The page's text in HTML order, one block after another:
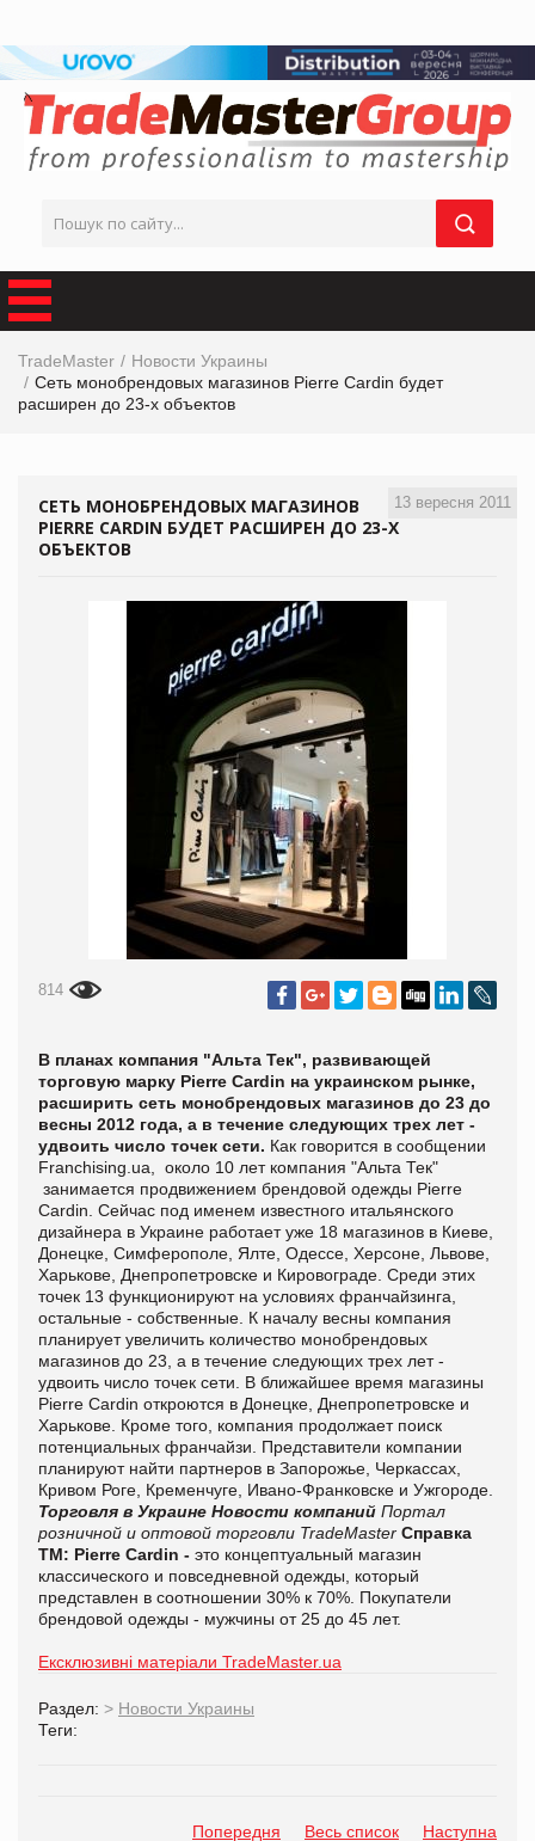
TradeMaster
Новости Украины
Сеть монобрендовых магазинов Pierre Cardin будет
расширен до 23-х объектов
13 вересня 2011
СЕТЬ МОНОБРЕНДОВЫХ МАГАЗИНОВ
PIERRE CARDIN БУДЕТ РАСШИРЕН ДО 23-Х
ОБЪЕКТОВ
814
В планах компания "Альта Тек", развивающей
торговую марку Pierre Cardin на украинском рынке,
расширить сеть монобрендовых магазинов до 23 до
весны 2012 года, а в течение следующих трех лет -
удвоить число точек сети. Как говорится в сообщении
Franchising.ua, около 10 лет компания "Альта Тек"
занимается продвижением брендовой одежды Pierre
Cardin. Сейчас под именем известного итальянского
дизайнера в Украине работает уже 18 магазинов в Киеве,
Донецке, Симферополе, Ялте, Одессе, Херсоне, Львове,
Харькове, Днепропетровске и Кировограде. Среди этих
точек 13 функционируют на условиях франчайзинга,
остальные - собственные. К началу весны компания
планирует увеличить количество монобрендовых
магазинов до 23, а в течение следующих трех лет -
удвоить число точек сети. В ближайшее время магазины
Pierre Cardin откроются в Донецке, Днепропетровске и
Харькове. Кроме того, компания продолжает поиск
потенциальных франчайзи. Представители компании
планируют найти партнеров в Запорожье, Черкассах,
Кривом Роге, Кременчуге, Ивано-Франковске и Ужгороде.
Торговля в Украине Новости компаний Портал
розничной и оптовой торговли TradeMaster Справка
ТМ: Pierre Cardin - это концептуальный магазин
классического и повседневной одежды, который
представлен в соотношении 30% к 70%. Покупатели
брендовой одежды - мужчины от 25 до 45 лет.
Ексклюзивні матеріали TradeMaster.ua
Раздел: > Новости Украины
Теги:
Попередня Весь список Наступна